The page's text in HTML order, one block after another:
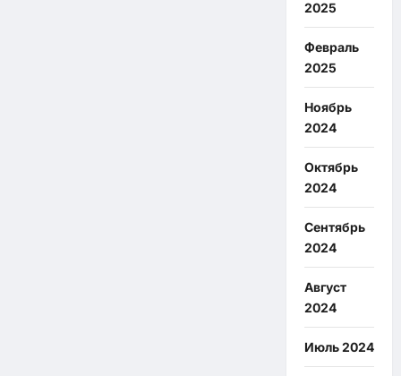
2025
Февраль
2025
Ноябрь
2024
Октябрь
2024
Сентябрь
2024
Август
2024
Июль 2024